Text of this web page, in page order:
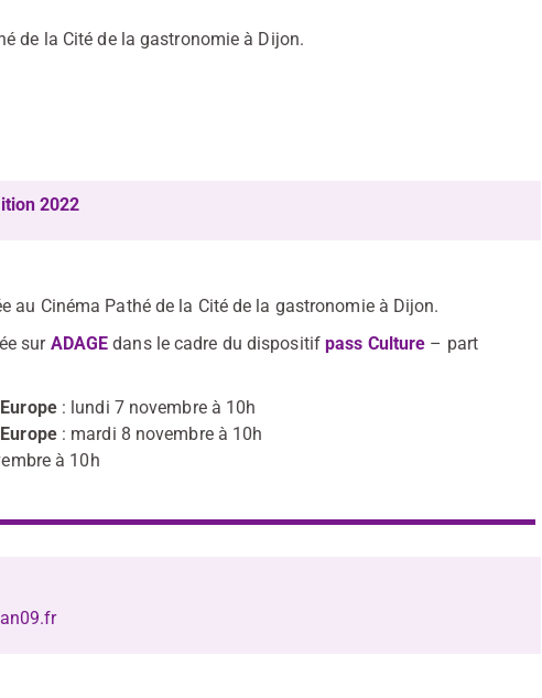
de la Cité de la gastronomie à Dijon.
2022
au Cinéma Pathé de la Cité de la gastronomie à Dijon.
sur ADAGE dans le cadre du dispositifpass Culture – part
: lundi 7 novembre à 10h
: mardi 8 novembre à 10h
à 10h